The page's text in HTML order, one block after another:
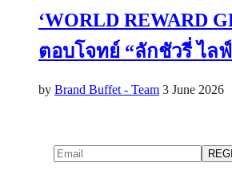
‘WORLD REWARD
ตอบโจทย์ “ลักชัวรี่ ไล
by Brand Buffet - Team 3 June 2026